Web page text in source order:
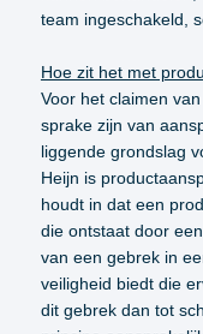
team ingeschakeld,
Hoe zit het met
Voor het claimen
sprake zijn van
liggende grondslag
Heijn is
houdt in dat een
die ontstaat door
van een gebrek in
veiligheid biedt die
dit gebrek dan tot